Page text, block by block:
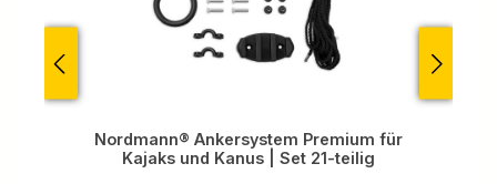
Nordmann® Ankersystem Premium für
Kajaks und Kanus | Set 21-teilig